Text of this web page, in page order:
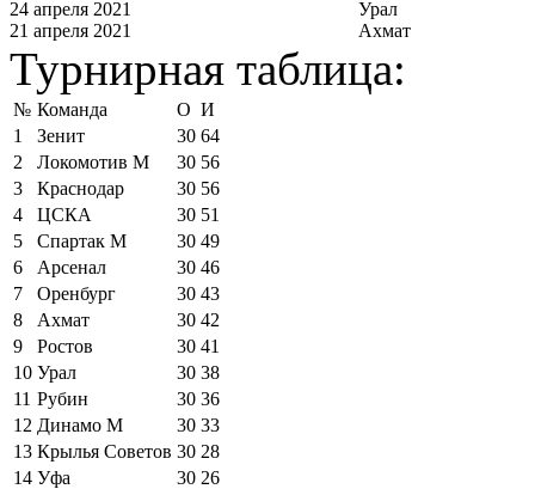
24 апреля 2021
Урал
21 апреля 2021
Ахмат
Турнирная таблица:
№ Команда О И
1
Зенит 30 64
2
Локомотив М 30 56
3
Краснодар 30 56
4
ЦСКА 30 51
5
Спартак М 30 49
6
Арсенал 30 46
7
Оренбург 30 43
8
Ахмат 30 42
9
Ростов 30 41
10 Урал 30 38
11 Рубин 30 36
12 Динамо М 30 33
13 Крылья Советов 30 28
14 Уфа 30 26